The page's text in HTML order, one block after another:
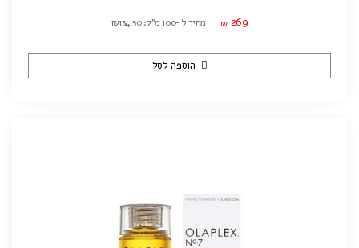
₪ 269 מחיר ל-100 מ"ל: ₪134.50
הוספה לסל